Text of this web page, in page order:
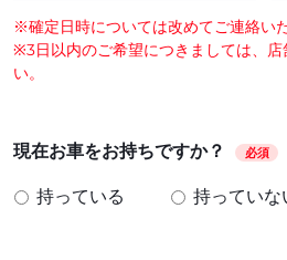
※確定日時については改めてご連絡いた
※3日以内のご希望につきましては、店
い。
現在お車をお持ちですか？ 必須
持っている 持っていな